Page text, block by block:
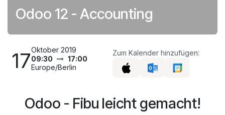
Odoo 12 - Accounting
17Oktober 2019
09:30
17:00
Europe/Berlin
Zum Kalender hinzufügen:
Odoo - Fibu leicht gemacht!